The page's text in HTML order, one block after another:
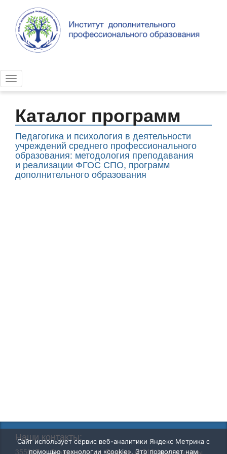
Каталог программ
Педагогика и психология в деятельности
учреждений среднего профессионального
образования: методология преподавания
и реализации ФГОС СПО, программ
дополнительного образования
Наши контакты:
355017, г. Ставрополь, ул. Ленина, д. 310 (вход с улицы
Сайт использует сервис веб-аналитики Яндекс Метрика с
помощью технологии «cookie». Это позволяет нам